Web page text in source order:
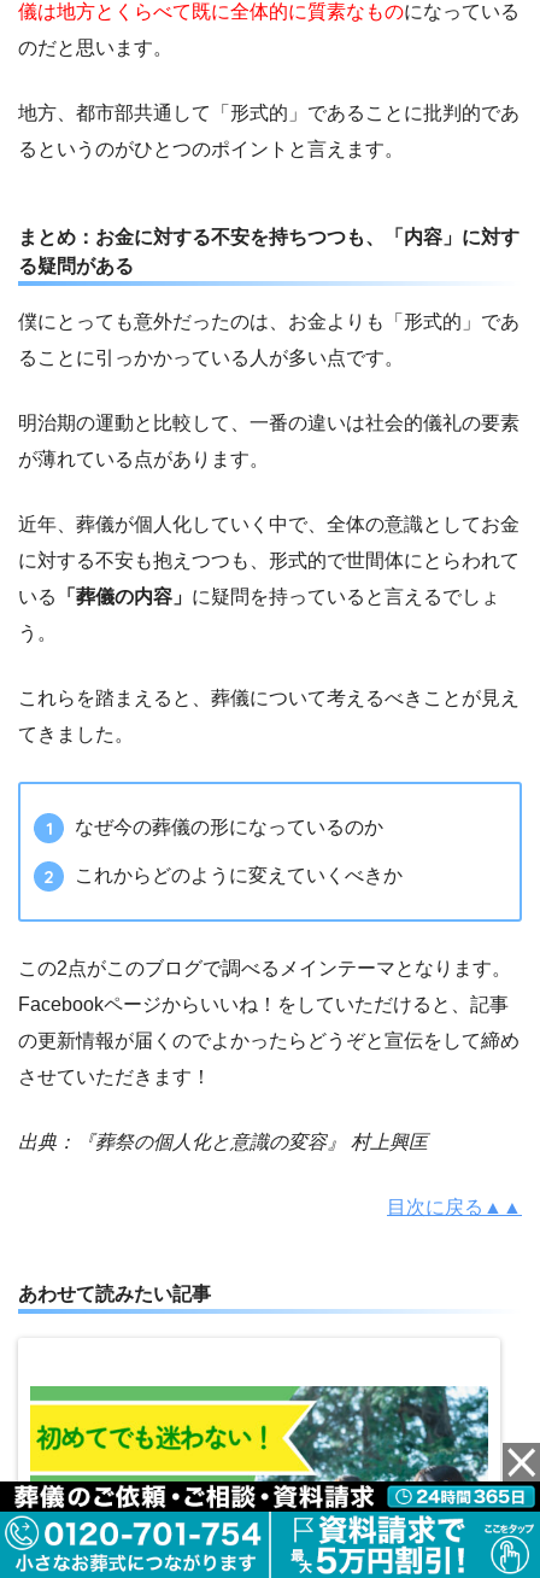
儀は地方とくらべて既に全体的に質素なものになっている
のだと思います。
地方、都市部共通して「形式的」であることに批判的であ
るというのがひとつのポイントと言えます。
まとめ：お金に対する不安を持ちつつも、「内容」に対す
る疑問がある
僕にとっても意外だったのは、お金よりも「形式的」であ
ることに引っかかっている人が多い点です。
明治期の運動と比較して、一番の違いは社会的儀礼の要素
が薄れている点があります。
近年、葬儀が個人化していく中で、全体の意識としてお金
に対する不安も抱えつつも、形式的で世間体にとらわれて
いる
「葬儀の内容」 に疑問を持っていると言えるでしょ
う。
これらを踏まえると、葬儀について考えるべきことが見え
てきました。
なぜ今の葬儀の形になっているのか
これからどのように変えていくべきか
この2点がこのブログで調べるメインテーマとなります。
Facebookページからいいね！をしていただけると、記事
の更新情報が届くのでよかったらどうぞと宣伝をして締め
させていただきます！
出典：『葬祭の個人化と意識の変容』 村上興匡
目次に戻る▲▲
あわせて読みたい記事